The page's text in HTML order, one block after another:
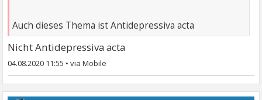
Auch dieses Thema ist Antidepressiva acta
Nicht Antidepressiva acta
04.08.2020 11:55 •